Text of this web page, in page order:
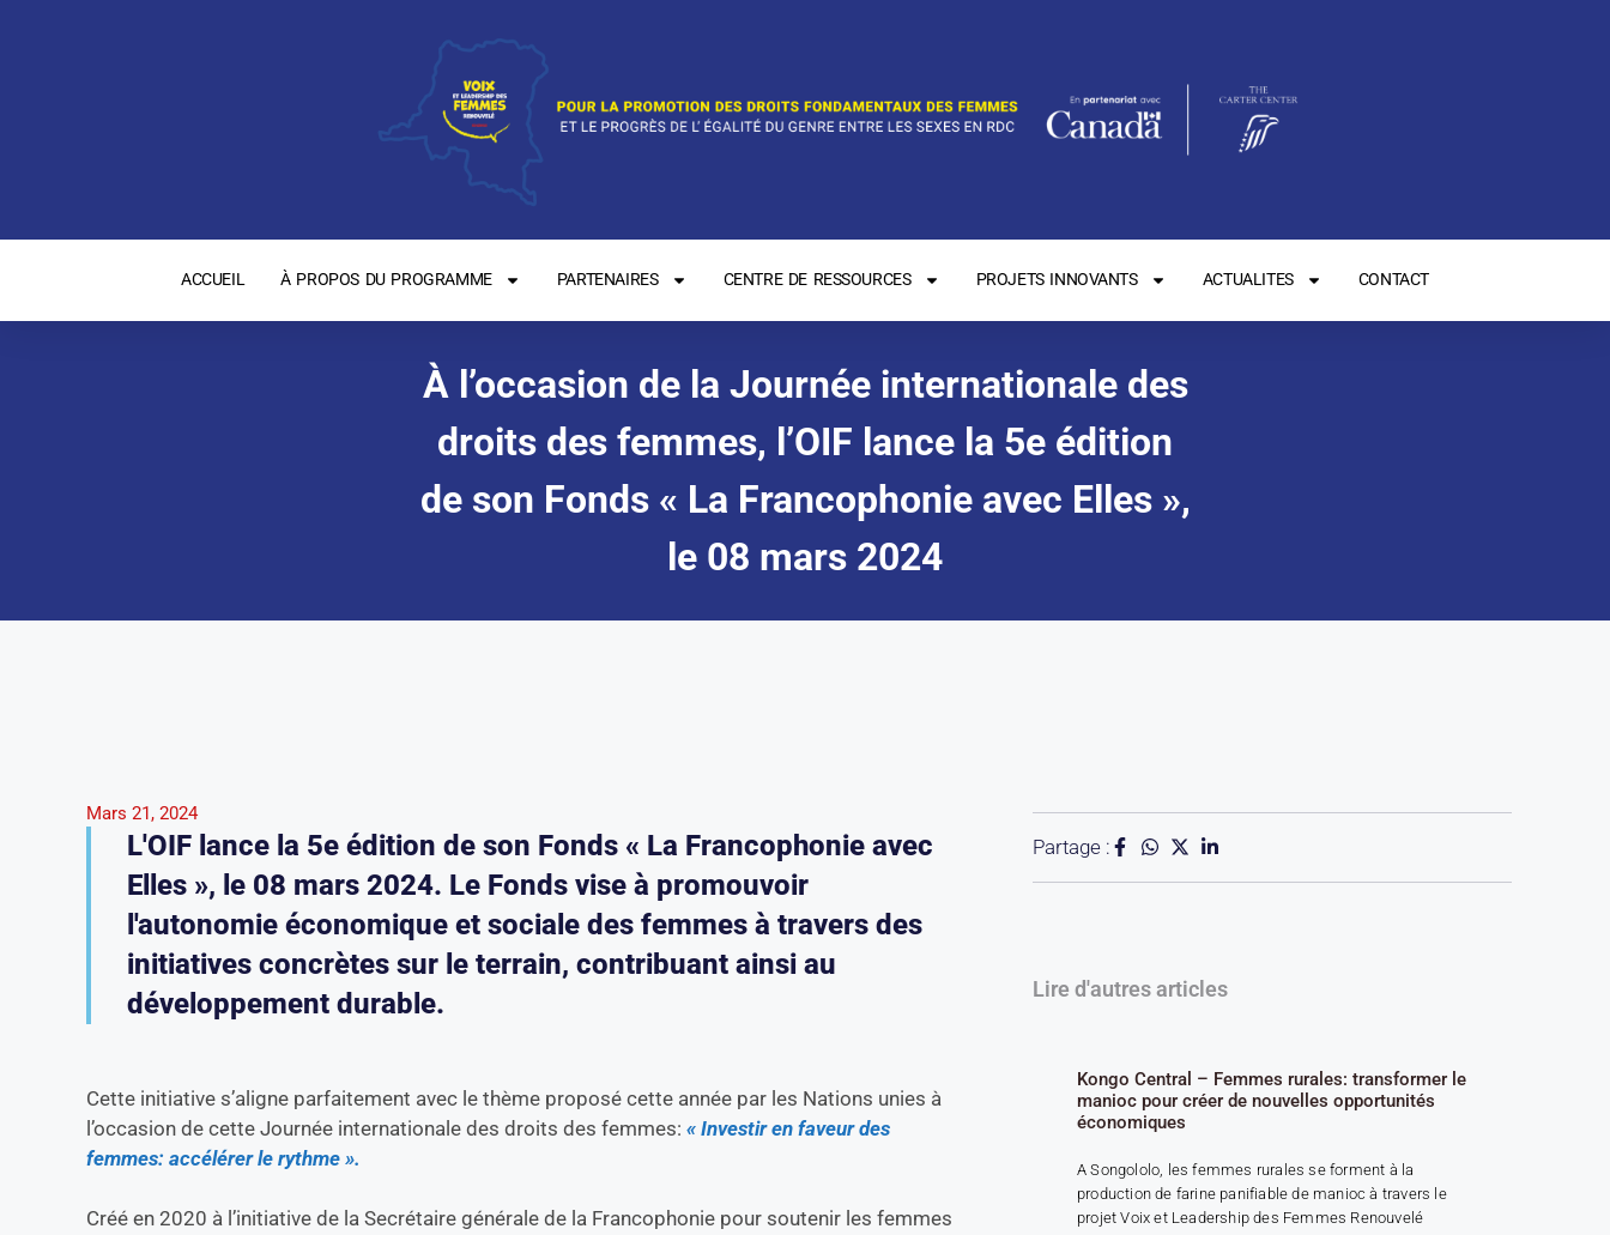
ACCUEIL À PROPOS DU PROGRAMME PARTENAIRES CENTRE DE RESSOURCES PROJETS INNOVANTS ACTUALITES CONTACT
À l’occasion de la Journée internationale des
droits des femmes, l’OIF lance la 5e édition
de son Fonds « La Francophonie avec Elles »,
le 08 mars 2024
Mars 21, 2024
L'OIF lance la 5e édition de son Fonds « La Francophonie avec
Elles », le 08 mars 2024. Le Fonds vise à promouvoir
l'autonomie économique et sociale des femmes à travers des
initiatives concrètes sur le terrain, contribuant ainsi au
développement durable.
Cette initiative s’aligne parfaitement avec le thème proposé cette année par les Nations unies à
l’occasion de cette Journée internationale des droits des femmes: « Investir en faveur des
femmes: accélérer le rythme ».
Créé en 2020 à l’initiative de la Secrétaire générale de la Francophonie pour soutenir les femmes
Partage :
Lire d'autres articles
Kongo Central – Femmes rurales: transformer le
manioc pour créer de nouvelles opportunités
économiques
A Songololo, les femmes rurales se forment à la
production de farine panifiable de manioc à travers le
projet Voix et Leadership des Femmes Renouvelé